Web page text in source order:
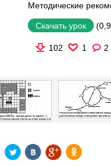
Методические
Скачать урок
102 1 2